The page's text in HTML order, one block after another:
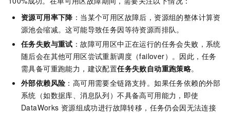
资源可用率下降 ：当某个可用区故障后，资源组的整体计算资
源池会缩减。这可能导致任务因等待资源而排队。
任务失败与重试 ：故障可用区中正在运行的任务会失败，系统
随后会在其他可用区尝试重新调度（failover）。因此，任务
需具备可重跑能力，建议配置任务失败自动重跑策略。
外部依赖风险 ：高可用需要全链路支持。如果任务依赖的外部
系统（如数据库、消息队列）不具备高可用能力，即使
DataWorks 资源组成功进行故障转移，任务仍会因无法连接